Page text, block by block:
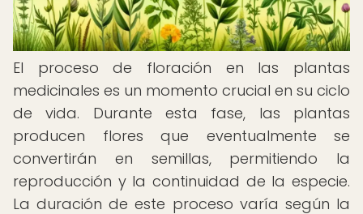
El proceso de floración en las plantas
medicinales es un momento crucial en su ciclo
de vida. Durante esta fase, las plantas
producen flores que eventualmente se
convertirán en semillas, permitiendo la
reproducción y la continuidad de la especie.
La duración de este proceso varía según la